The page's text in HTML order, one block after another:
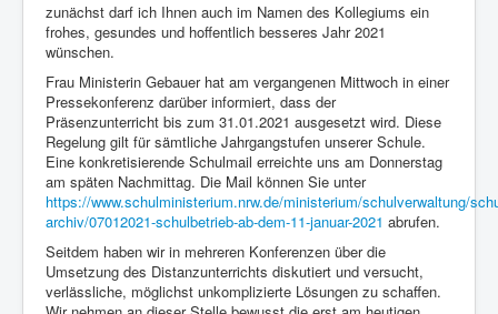
zunächst darf ich Ihnen auch im Namen des Kollegiums ein
frohes, gesundes und hoffentlich besseres Jahr 2021
wünschen.
Frau Ministerin Gebauer hat am vergangenen Mittwoch in einer
Pressekonferenz darüber informiert, dass der
Präsenzunterricht bis zum 31.01.2021 ausgesetzt wird. Diese
Regelung gilt für sämtliche Jahrgangstufen unserer Schule.
Eine konkretisierende Schulmail erreichte uns am Donnerstag
am späten Nachmittag. Die Mail können Sie unter
https://www.schulministerium.nrw.de/ministerium/schulverwaltung/
archiv/07012021-schulbetrieb-ab-dem-11-januar-2021 abrufen.
Seitdem haben wir in mehreren Konferenzen über die
Umsetzung des Distanzunterrichts diskutiert und versucht,
verlässliche, möglichst unkomplizierte Lösungen zu schaffen.